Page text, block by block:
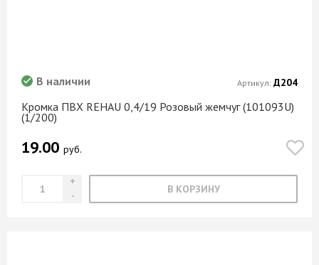
Кромка ПВХ REHAU 0,4/19 Розовый жемчуг (101093U)
(1/200)
В наличии
19.00 руб.
В КОРЗИНУ
Артикул: Д204